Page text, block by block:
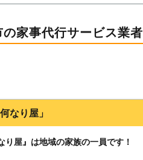
家事代行サービス業
なり屋」
り屋』は地域の家族の一員です！